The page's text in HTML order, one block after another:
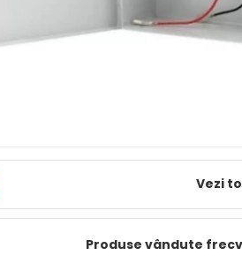
Vezi
Produse vândute